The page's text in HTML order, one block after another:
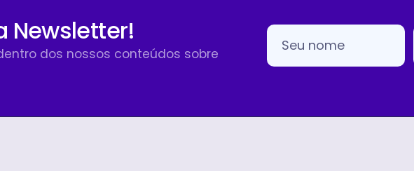
Newsletter!
dos nossos conteúdos sobre